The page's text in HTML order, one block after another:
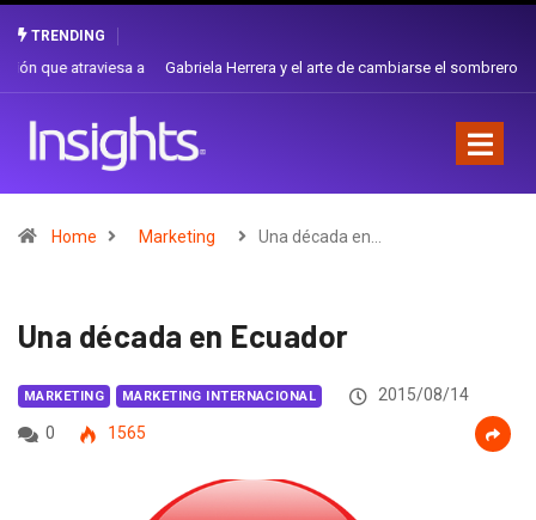
TRENDING
Gabriela Herrera y el arte de cambiarse el sombrero en Corporación
Home Marketing Una década en…
Una década en Ecuador
MARKETING MARKETING INTERNACIONAL
2015/08/14
0
1565